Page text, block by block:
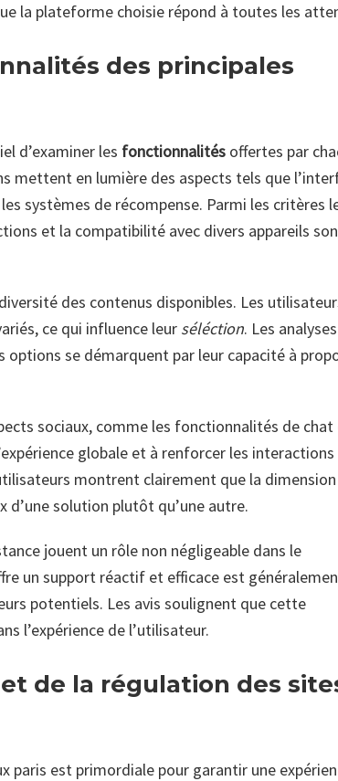
la plateforme choisie répond à toutes les
des principales
d’examiner les fonctionnalités offertes par
mettent en lumière des aspects tels que
systèmes de récompense. Parmi les critères
et la compatibilité avec divers appareils
des contenus disponibles. Les
ce qui influence leur séléction. Les analyses
options se démarquent par leur capacité à
sociaux, comme les fonctionnalités de
globale et à renforcer les interactions
montrent clairement que la dimension
d’une solution plutôt qu’une autre.
jouent un rôle non négligeable dans le
un support réactif et efficace est
potentiels. Les avis soulignent que cette
l’expérience de l’utilisateur.
de la régulation des
paris est primordiale pour garantir une